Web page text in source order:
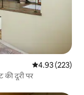
औसत रेटिंग 5 में से
4.93 (223)
की दूरी पर